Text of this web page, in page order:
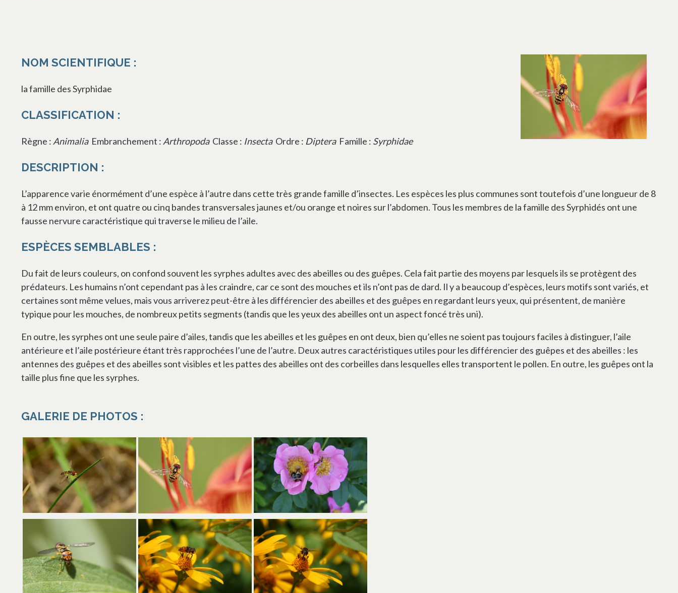
NOM SCIENTIFIQUE :
la famille des Syrphidae
CLASSIFICATION :
Règne : AnimaliaEmbranchement : ArthropodaClasse : InsectaOrdre : DipteraFamille : Syrphidae
DESCRIPTION :
L’apparence varie énormément d’une espèce à l’autre dans cette très grande famille d’insectes. Les espèces les plus communes sont toutefois d’une longueur de 8
à 12 mm environ, et ont quatre ou cinq bandes transversales jaunes et/ou orange et noires sur l’abdomen. Tous les membres de la famille des Syrphidés ont une
fausse nervure caractéristique qui traverse le milieu de l’aile.
ESPÈCES SEMBLABLES :
Du fait de leurs couleurs, on confond souvent les syrphes adultes avec des abeilles ou des guêpes. Cela fait partie des moyens par lesquels ils se protègent des
prédateurs. Les humains n’ont cependant pas à les craindre, car ce sont des mouches et ils n’ont pas de dard. Il y a beaucoup d’espèces, leurs motifs sont variés, et
certaines sont même velues, mais vous arriverez peut-être à les différencier des abeilles et des guêpes en regardant leurs yeux, qui présentent, de manière
typique pour les mouches, de nombreux petits segments (tandis que les yeux des abeilles ont un aspect foncé très uni).
En outre, les syrphes ont une seule paire d’ailes, tandis que les abeilles et les guêpes en ont deux, bien qu’elles ne soient pas toujours faciles à distinguer, l’aile
antérieure et l’aile postérieure étant très rapprochées l’une de l’autre. Deux autres caractéristiques utiles pour les différencier des guêpes et des abeilles : les
antennes des guêpes et des abeilles sont visibles et les pattes des abeilles ont des corbeilles dans lesquelles elles transportent le pollen. En outre, les guêpes ont la
taille plus fine que les syrphes.
GALERIE DE PHOTOS :
s’ouvre dans un nouvel onglets’ouvre dans un nouvel onglet
s’ouvre dans un nouvel onglet s’ouvre dans un nouvel onglet